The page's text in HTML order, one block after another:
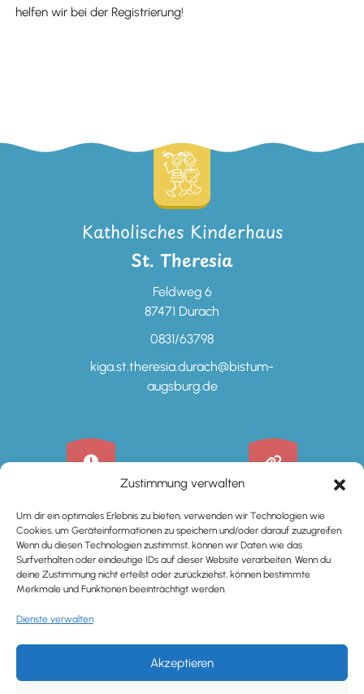
Zustimmung verwalten
Um dir ein optimales Erlebnis zu bieten, verwenden wir Technologien wie
Cookies, um Geräteinformationen zu speichern und/oder darauf zuzugreifen.
Wenn du diesen Technologien zustimmst, können wir Daten wie das
Surfverhalten oder eindeutige IDs auf dieser Website verarbeiten. Wenn du
deine Zustimmung nicht erteilst oder zurückziehst, können bestimmte
Merkmale und Funktionen beeinträchtigt werden.
Dienste verwalten
Akzeptieren
helfen wir bei der Registrierung!
ÖFFNUNGSZEITEN
Kindergarten
Montag -
Donnerstag
0700 - 16 Uhr
Freitag
Krippe
00Uhr
Katholisches Kinderhaus
St. Theresia
Feldweg 6
87471 Durach
0831/63798
kiga.st.theresia.durach@bistum-
augsburg.de
LINKS
Neuigkeiten
Gebühren Krippe
Jobangebot